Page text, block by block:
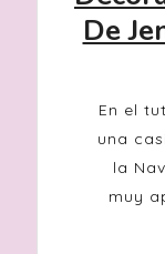
De
En el
una
la
muy